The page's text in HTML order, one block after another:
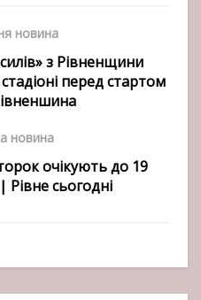
новина
з Рівненщини
перед стартом
новина
очікують до 19
Рівне сьогодні